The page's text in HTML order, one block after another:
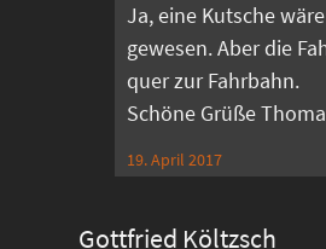
Ja, eine Kutsche
gewesen. Aber die
quer zur Fahrbahn.
Schöne Grüße
19. April 2017
Gottfried Költzsch